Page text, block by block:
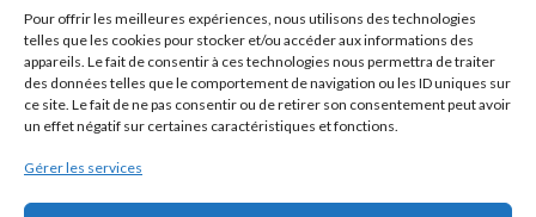
Pour offrir les meilleures expériences, nous utilisons des technologies
telles que les cookies pour stocker et/ou accéder aux informations des
appareils. Le fait de consentir à ces technologies nous permettra de traiter
des données telles que le comportement de navigation ou les ID uniques sur
ce site. Le fait de ne pas consentir ou de retirer son consentement peut avoir
un effet négatif sur certaines caractéristiques et fonctions.
Gérer les services
75013 Paris
Tél : 01 53 62 91 19
Contact :assistant@sfctcv.org
À PROPOS
1901,la SFCTCV a pour objet le regroupement des chirurgiens impliqués
dans la pratique de la chirurgie thoracique et cardio-vasculaire.